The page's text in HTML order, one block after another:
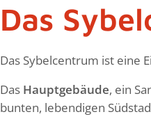
Das
Das Sybelcentrum ist eine
Das Hauptgebäude, ein
bunten, lebendigen